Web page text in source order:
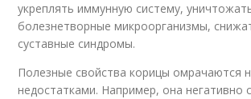
укреплять иммунную систему,
болезнетворные микроорганизмы,
суставные синдромы.
Полезные свойства корицы омрачаются
недостатками. Например, она негативно